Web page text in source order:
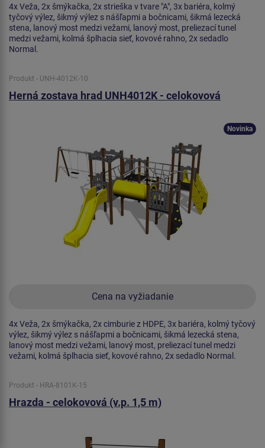
4x Veža, 2x šmýkačka, 2x strieška v tvare "A", 3x bariéra, kolmý
tyčový výlez, šikmý výlez s nášľapmi a bočnicami, šikmá lezecká
stena, lanový most medzi vežami, lanový most, preliezací tunel
medzi vežami, kolmá šplhacia sieť, kovové rahno, 2x sedadlo
Normal.
Produkt - UNH-4012K-10
Herná zostava hrad UNH4012K - celokovová
Cena na vyžiadanie
Novinka
4x Veža, 2x šmýkačka, 2x cimburie z HDPE, 3x bariéra, kolmý tyčový
výlez, šikmý výlez s nášľapmi a bočnicami, šikmá lezecká stena,
lanový most medzi vežami, lanový most, preliezací tunel medzi
vežami, kolmá šplhacia sieť, kovové rahno, 2x sedadlo Normal.
Produkt - HRA-8101K-15
Hrazda - celokovová (v.p. 1,5 m)